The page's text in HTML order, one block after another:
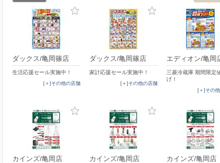
ダックス/亀岡篠店
生活応援セール実施中！
[＋]その他の店舗
ダックス/亀岡篠店
家計応援セール実施中！
[＋]その他の店舗
エディオン/亀岡
三菱冷蔵庫 期間限定
げ！
[＋]その
カインズ/亀岡店 カインズ/亀岡店 カインズ/亀岡店